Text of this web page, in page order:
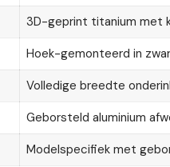
3D-geprint titanium met
Hoek-gemonteerd in
Volledige breedte
Geborsteld aluminium
Modelspecifiek met